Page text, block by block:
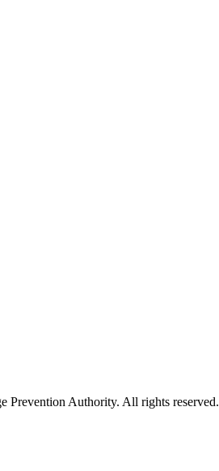
Prevention Authority. All rights reserved.